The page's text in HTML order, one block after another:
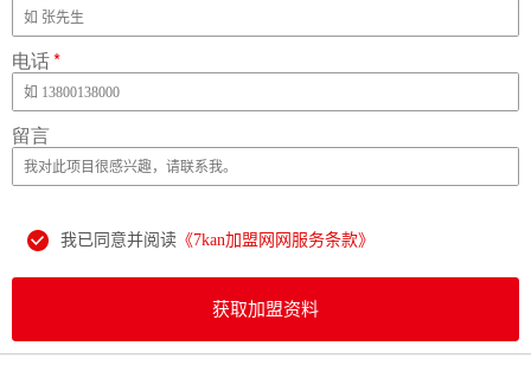
电话*
留言
我已同意并阅读 《7kan加盟网网服务条款》
获取加盟资料